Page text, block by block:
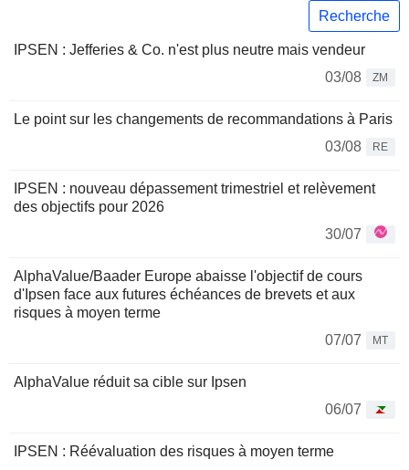
Recherche
IPSEN : Jefferies & Co. n'est plus neutre mais vendeur
03/08
ZM
Le point sur les changements de recommandations à Paris
03/08
RE
IPSEN : nouveau dépassement trimestriel et relèvement
des objectifs pour 2026
30/07
AlphaValue/Baader Europe abaisse l'objectif de cours
d'Ipsen face aux futures échéances de brevets et aux
risques à moyen terme
07/07
MT
AlphaValue réduit sa cible sur Ipsen
06/07
IPSEN : Réévaluation des risques à moyen terme